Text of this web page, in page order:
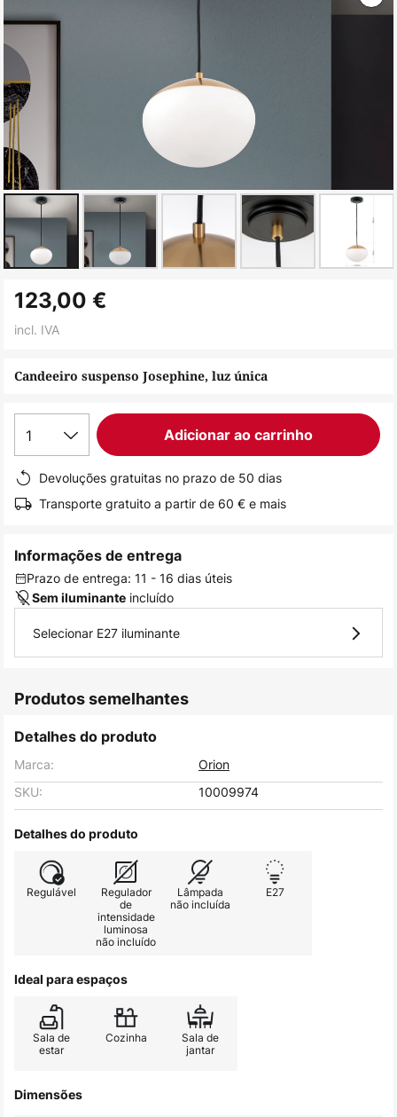
para
da
de
imagens
Candeeiro suspenso Josephine, luz única
123,00 €
incl. IVA
1 Adicionar ao carrinho
Devoluções gratuitas no prazo de 50 dias
Transporte gratuito a partir de 60 € e mais
Informações de entrega
Prazo de entrega: 11 - 16 dias úteis
Sem iluminante incluído
Selecionar E27 iluminante
Produtos semelhantes
Detalhes do produto
Marca:
Orion
SKU:
10009974
Detalhes do produto
Regulável
Regulador
de
intensidade
luminosa
não incluído
Lâmpada
não incluída
E27
Ideal para espaços
Sala de
estar
Cozinha
Sala de
jantar
Dimensões